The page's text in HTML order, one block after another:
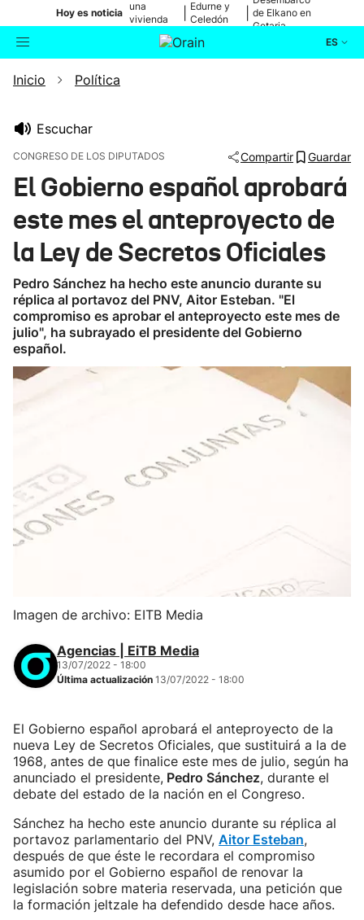
Hoy es noticia
una
vivienda
de Bilbao
Edurne y
Celedón
de Elkano en
Getaria
ES
Buscador
Ikusmiran
Eguraldia
Inicio Política
Escuchar
CONGRESO DE LOS DIPUTADOS Compartir Guardar
El Gobierno español aprobará
este mes el anteproyecto de
la Ley de Secretos Oficiales
Pedro Sánchez ha hecho este anuncio durante su
réplica al portavoz del PNV, Aitor Esteban. "El
compromiso es aprobar el anteproyecto este mes de
julio", ha subrayado el presidente del Gobierno
español.
Imagen de archivo: EITB Media
Agencias | EiTB Media
13/07/2022 - 18:00
Última actualización 13/07/2022 - 18:00
El Gobierno español aprobará el anteproyecto de la
nueva Ley de Secretos Oficiales, que sustituirá a la de
1968, antes de que finalice este mes de julio, según ha
anunciado el presidente, Pedro Sánchez, durante el
debate del estado de la nación en el Congreso.
Sánchez ha hecho este anuncio durante su réplica al
portavoz parlamentario del PNV, Aitor Esteban,
después de que éste le recordara el compromiso
asumido por el Gobierno español de renovar la
legislación sobre materia reservada, una petición que
la formación jeltzale ha defendido desde hace años.